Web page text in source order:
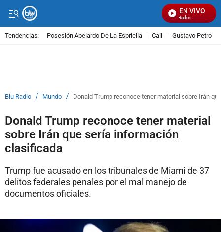
EN VIVO
Señal Visual Radio
Tendencias: Posesión Abelardo De La Espriella Cali Gustavo Petro
Blu Radio / Mundo / Donald Trump reconoce tener material sobre Irán
Donald Trump reconoce tener material
sobre Irán que sería información
clasificada
Trump fue acusado en los tribunales de Miami de 37
delitos federales penales por el mal manejo de
documentos oficiales.